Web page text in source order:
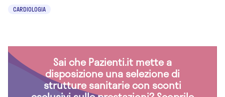
CARDIOLOGIA
Sai che Pazienti.it mette a
disposizione una selezione di
strutture sanitarie con sconti